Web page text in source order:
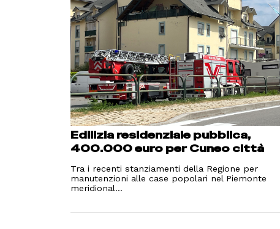
Edilizia residenziale pubblica,
400.000 euro per Cuneo città
Tra i recenti stanziamenti della Regione per
manutenzioni alle case popolari nel Piemonte
meridional...